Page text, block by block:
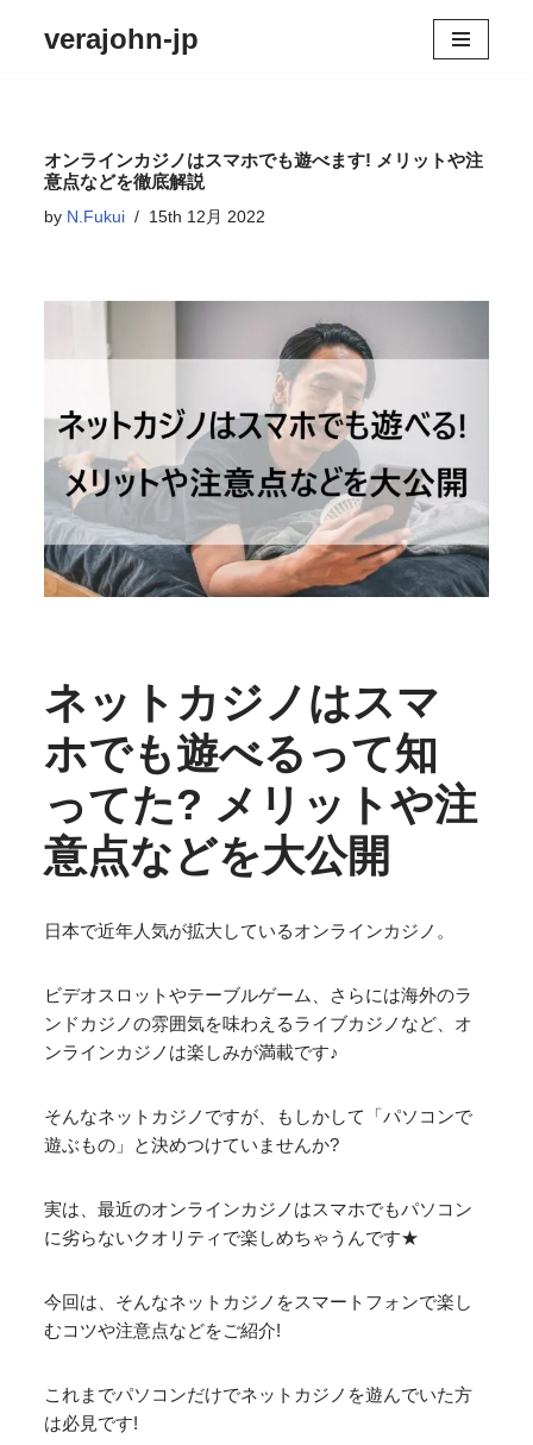
verajohn-jp
オンラインカジノはスマホでも遊べます! メリットや注
意点などを徹底解説
by N.Fukui 15th 12月 2022
ネットカジノはスマ
ホでも遊べるって知
ってた? メリットや注
意点などを大公開
日本で近年人気が拡大しているオンラインカジノ。
ビデオスロットやテーブルゲーム、さらには海外のラ
ンドカジノの雰囲気を味わえるライブカジノなど、オ
ンラインカジノは楽しみが満載です♪
そんなネットカジノですが、もしかして「パソコンで
遊ぶもの」と決めつけていませんか?
実は、最近のオンラインカジノはスマホでもパソコン
に劣らないクオリティで楽しめちゃうんです★
今回は、そんなネットカジノをスマートフォンで楽し
むコツや注意点などをご紹介!
これまでパソコンだけでネットカジノを遊んでいた方
は必見です!